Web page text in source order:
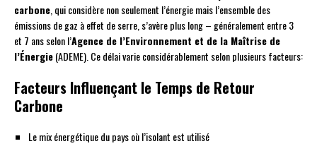
carbone , qui considère non seulement l’énergie mais l’ensemble des
émissions de gaz à effet de serre, s’avère plus long – généralement entre 3
et 7 ans selon l’Agence de l’Environnement et de la Maîtrise de
l’Énergie(ADEME). Ce délai varie considérablement selon plusieurs facteurs:
Facteurs Influençant le Temps de Retour
Carbone
Le mix énergétique du pays où l’isolant est utilisé